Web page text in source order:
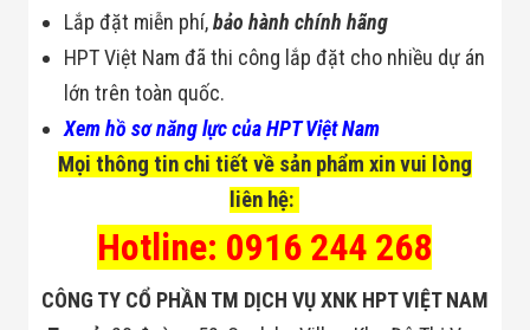
Lắp đặt miễn phí,bảo hành chính hãng
HPT Việt Nam đã thi công lắp đặt cho nhiều dự án
lớn trên toàn quốc.
Xem hồ sơ năng lực của HPT Việt Nam
Mọi thông tin chi tiết về sản phẩm xin vui lòng
liên hệ:
Hotline: 0916 244 268
CÔNG TY CỔ PHẦN TM DỊCH VỤ XNK HPT VIỆT NAM